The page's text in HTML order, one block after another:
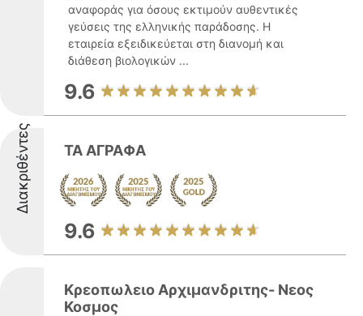
αναφοράς για όσους εκτιμούν αυθεντικές
γεύσεις της ελληνικής παράδοσης. Η
εταιρεία εξειδικεύεται στη διανομή και
διάθεση βιολογικών ...
9.6
Διακριθέντες ΤΑ ΑΓΡΑΦΑ
9.6
Κρεοπωλειο Αρχιμανδριτης- Νεος
Κοσμος